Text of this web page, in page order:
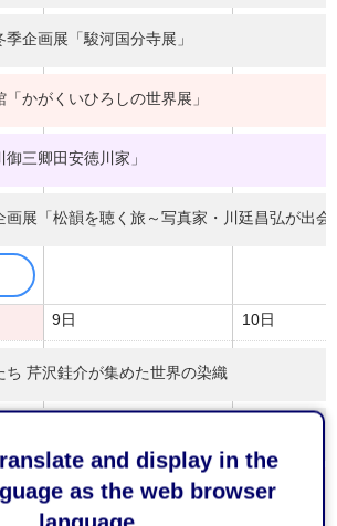
and display in the
as the web browser
企画展「駿河国分寺展」
かがくいひろしの世界展」
三卿田安徳川家」
画展「松韻を聴く旅～写真家・川廷昌弘が出
9日 10日
ち 芹沢銈介が集めた世界の染織
「かがくいひろしの世界展」